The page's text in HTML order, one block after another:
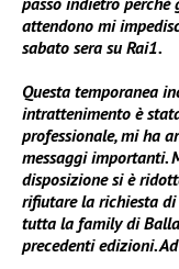
attendono mi
sabato sera su Rai1.
Questa temporanea
intrattenimento è
professionale, mi ha
messaggi importanti.
disposizione si è
rifiutare la richiesta
tutta la family di
precedenti edizioni.